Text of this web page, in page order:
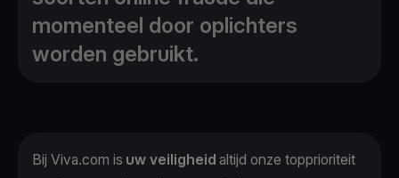
momenteel door oplichters
worden gebruikt.
Bij Viva.com is uw veiligheid altijd onze topprioriteit